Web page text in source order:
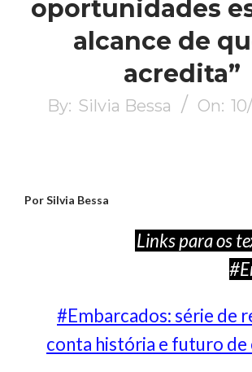
oportunidades
alcance de
acredita”
By: Silvia Bessa On:
Por Silvia Bessa
Links para os
#Embarcados: série de
conta história e futuro de